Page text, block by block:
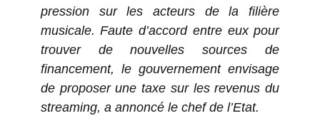
pression sur les acteurs de la filière
musicale. Faute d’accord entre eux pour
trouver de nouvelles sources de
financement, le gouvernement envisage
de proposer une taxe sur les revenus du
streaming, a annoncé le chef de l’Etat.